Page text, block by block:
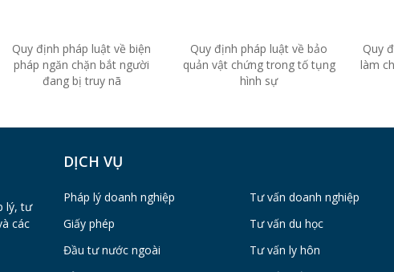
Quy định pháp luật về biện
pháp ngăn chặn bắt người
đang bị truy nã
Quy định pháp luật về bảo
quản vật chứng trong tố tụng
hình sự
Quy
làm
lý, tư
các
DỊCH VỤ
Pháp lý doanh nghiệp
Giấy phép
Đầu tư nước ngoài
Tư vấn doanh nghiệp
Tư vấn du học
Tư vấn ly hôn